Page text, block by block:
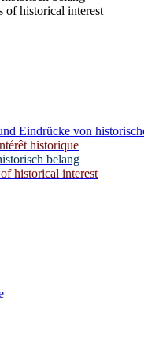
of historical interest
Eindrücke von
historique
belang
historical interest